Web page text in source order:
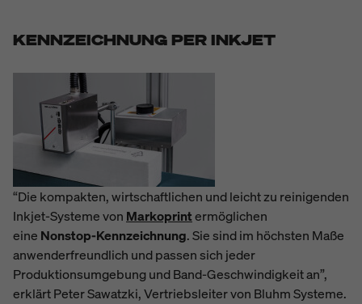
KENNZEICHNUNG PER INKJET
“Die kompakten, wirtschaftlichen und leicht zu reinigenden
Inkjet-Systeme von Markoprintermöglichen
eine Nonstop-Kennzeichnung. Sie sind im höchsten Maße
anwenderfreundlich und passen sich jeder
Produktionsumgebung und Band-Geschwindigkeit an”,
erklärt Peter Sawatzki, Vertriebsleiter von Bluhm Systeme.